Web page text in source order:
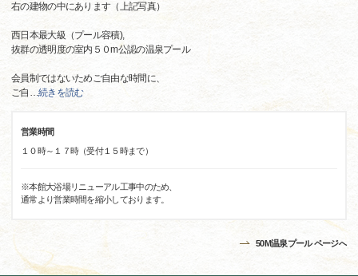
右の建物の中にあります（上記写真）
西日本最大級（プール容積),
抜群の透明度の室内５０m公認の温泉プール
会員制ではないためご自由な時間に、
ご自 …続きを読む
営業時間
１０時～１７時（受付１５時まで）
※本館大浴場リニューアル工事中のため、
通常より営業時間を縮小しております。
50M温泉プール ページへ